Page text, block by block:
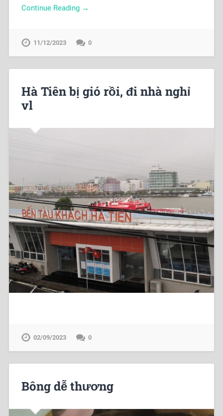
Continue Reading →
11/12/2023 0
Hà Tiên bị gió rồi, đi nhà nghỉ
vl
02/09/2023 0
Bông dễ thương